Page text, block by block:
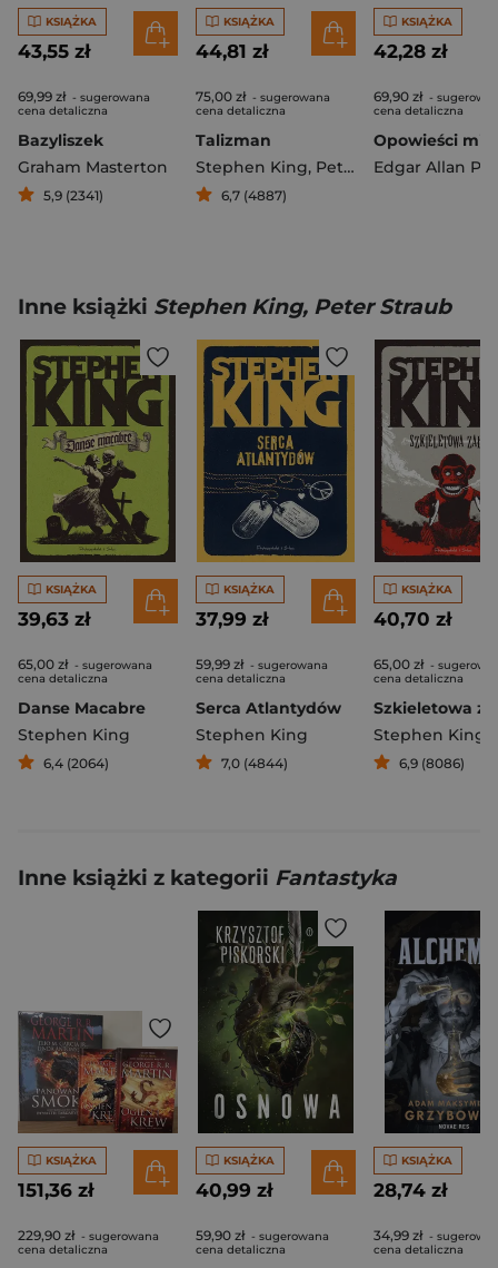
KSIĄŻKA
43,55 zł
69,99 zł - sugerowana
cena detaliczna
Bazyliszek
Graham Masterton
5,9 (2341)
KSIĄŻKA
44,81 zł
75,00 zł - sugerowana
cena detaliczna
Talizman
Stephen King, Peter Straub
6,7 (4887)
KSIĄŻKA
42,28 zł
69,90 zł -
cena detaliczna
Edgar Allan
Inne książki Stephen King, Peter Straub
KSIĄŻKA
39,63 zł
65,00 zł - sugerowana
cena detaliczna
Danse Macabre
Stephen King
6,4 (2064)
KSIĄŻKA
37,99 zł
59,99 zł - sugerowana
cena detaliczna
Serca Atlantydów
Stephen King
7,0 (4844)
KSIĄŻKA
40,70 zł
65,00 zł -
cena detaliczna
Szkieletowa
Stephen King
6,9 (8086)
Inne książki z kategorii Fantastyka
KSIĄŻKA
151,36 zł
229,90 zł - sugerowana
cena detaliczna
KSIĄŻKA
40,99 zł
59,90 zł - sugerowana
cena detaliczna
KSIĄŻKA
28,74 zł
34,99 zł -
cena detaliczna